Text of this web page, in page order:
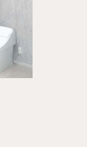
・クラッソ‐